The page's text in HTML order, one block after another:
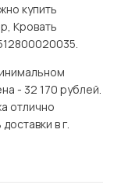
купить
Кровать
- 32 170 рублей.
отлично
в г.